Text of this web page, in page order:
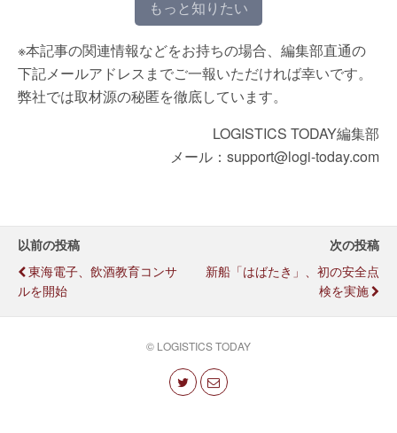
もっと知りたい
※本記事の関連情報などをお持ちの場合、編集部直通の
下記メールアドレスまでご一報いただければ幸いです。
弊社では取材源の秘匿を徹底しています。
LOGISTICS TODAY編集部
メール：support@logi-today.com
以前の投稿
東海電子、飲酒教育コンサ
ルを開始
次の投稿
新船「はばたき」、初の安全点
検を実施
© LOGISTICS TODAY